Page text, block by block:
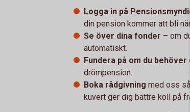
Logga in på
din pension kommer att bli
Se över dina fonder – om
automatiskt.
Fundera på om du
drömpension.
Boka rådgivning med oss
kuvert ger dig bättre koll på